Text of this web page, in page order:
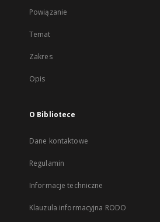
Powiązanie
Temat
Zakres
Opis
O Bibliotece
Dane kontaktowe
Regulamin
Informacje techniczne
Klauzula informacyjna RODO